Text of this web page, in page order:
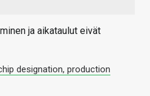
ja aikataulut eivät
designation, production